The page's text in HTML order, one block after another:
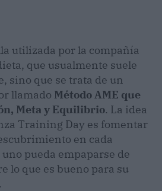
utilizada por la compañía
que usualmente suele
sino que se trata de un
llamado Método AME que
Meta y Equilibrio. La idea
Training Day es fomentar
en cada
pueda empaparse de
lo que es bueno para su